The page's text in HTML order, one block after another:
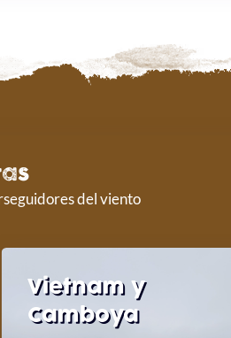
del viento
Vietnam y
Camboya